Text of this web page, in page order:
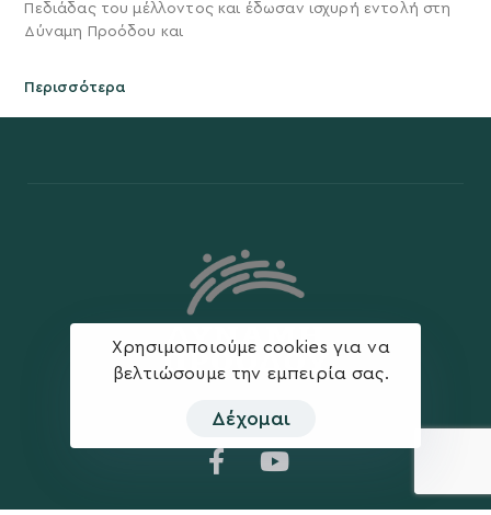
Πεδιάδας του μέλλοντος και έδωσαν ισχυρή εντολή στη
Δύναμη Προόδου και
Περισσότερα
Χρησιμοποιούμε cookies για να
βελτιώσουμε την εμπειρία σας.
Δέχομαι